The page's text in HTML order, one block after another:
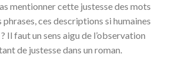
mentionner cette justesse des mots
phrases, ces descriptions si humaines
Il faut un sens aigu de l’observation
de justesse dans un roman.